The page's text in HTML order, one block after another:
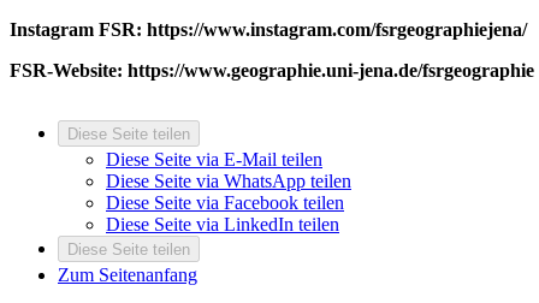
Instagram FSR: https://www.instagram.com/fsrgeographiejena/
FSR-Website: https://www.geographie.uni-jena.de/fsrgeographie
Diese Seite teilen
Diese Seite via E-Mail teilen
Diese Seite via WhatsApp teilen
Diese Seite via Facebook teilen
Diese Seite via LinkedIn teilen
Diese Seite teilen
Zum Seitenanfang